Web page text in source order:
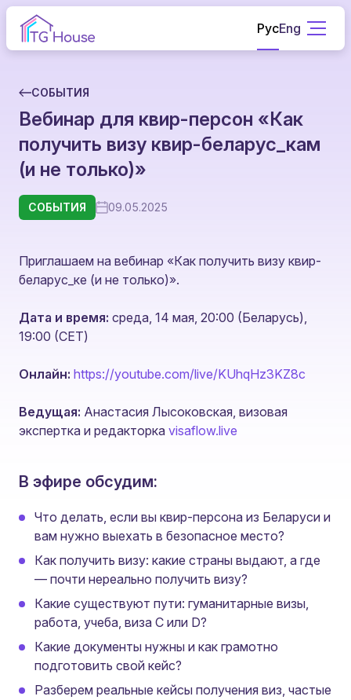
РусEng
СОБЫТИЯ
Вебинар для квир-персон «Как
получить визу квир-беларус_кам
(и не только)»
СОБЫТИЯ 09.05.2025
Приглашаем на вебинар «Как получить визу квир-
беларус_ке (и не только)».
Дата и время: среда, 14 мая, 20:00 (Беларусь),
19:00 (CET)
Онлайн: https://youtube.com/live/KUhqHz3KZ8c
Ведущая: Анастасия Лысоковская, визовая
экспертка и редакторка visaflow.live
В эфире обсудим:
Что делать, если вы квир-персона из Беларуси и
вам нужно выехать в безопасное место?
Как получить визу: какие страны выдают, а где
— почти нереально получить визу?
Какие существуют пути: гуманитарные визы,
работа, учеба, виза C или D?
Какие документы нужны и как грамотно
подготовить свой кейс?
Разберем реальные кейсы получения виз, частые